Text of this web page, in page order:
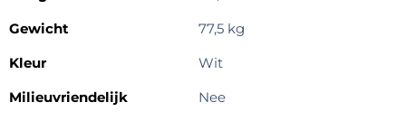
Gewicht
77,5 kg
Kleur
Wit
Milieuvriendelijk
Nee